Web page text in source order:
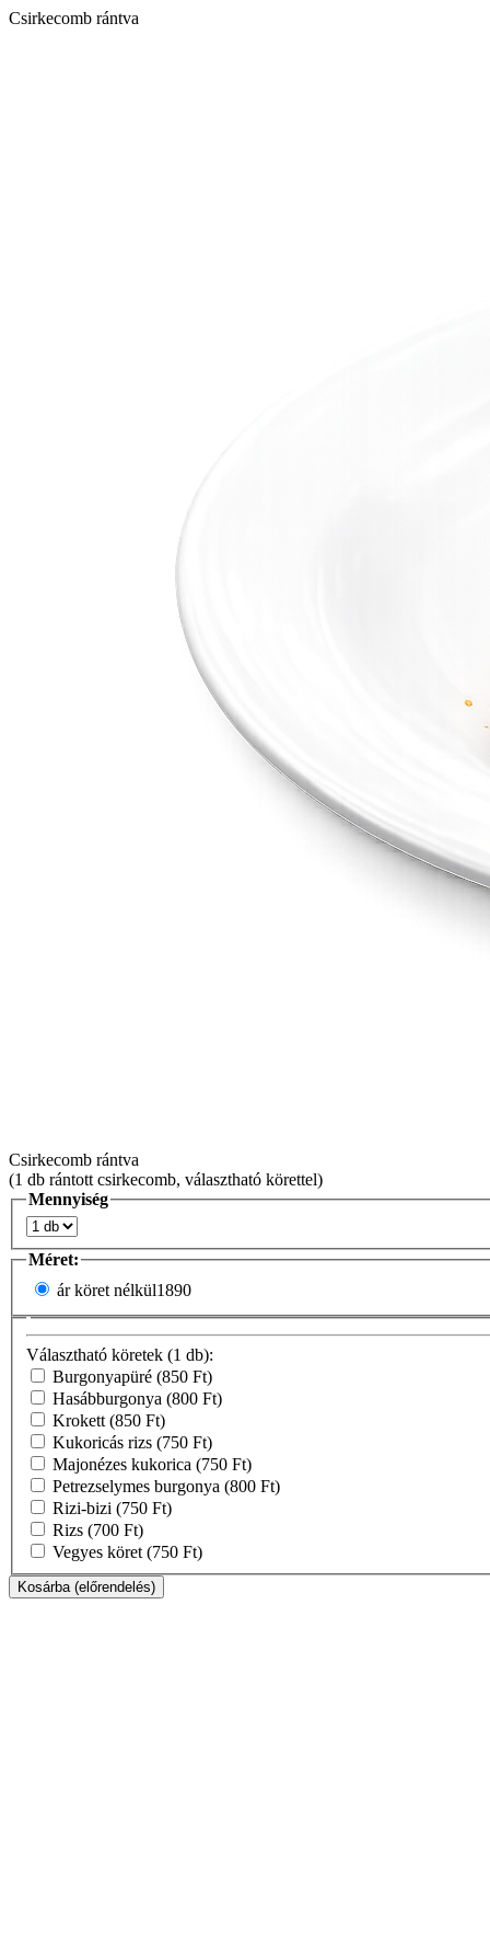
Csirkecomb rántva
Csirkecomb rántva
(1 db rántott csirkecomb, választható körettel)
Mennyiség
Méret:
ár köret nélkül1890
Választható köretek (1 db):
Burgonyapüré (850 Ft)
Hasábburgonya (800 Ft)
Krokett (850 Ft)
Kukoricás rizs (750 Ft)
Majonézes kukorica (750 Ft)
Petrezselymes burgonya (800 Ft)
Rizi-bizi (750 Ft)
Rizs (700 Ft)
Vegyes köret (750 Ft)